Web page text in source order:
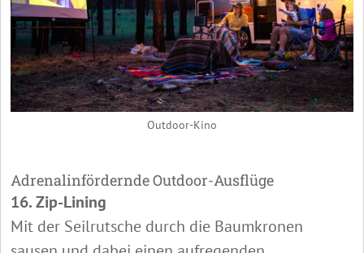
Outdoor-Kino
Adrenalinfördernde Outdoor-Ausflüge
16. Zip-Lining
Mit der Seilrutsche durch die Baumkronen